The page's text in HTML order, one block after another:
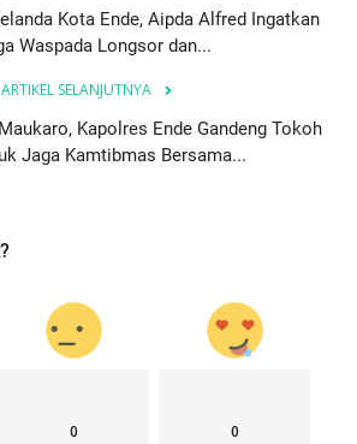
Kota Ende, Aipda Alfred Ingatkan
Waspada Longsor dan...
ARTIKEL SELANJUTNYA
Kapolres Ende Gandeng Tokoh
Jaga Kamtibmas Bersama...
0 0